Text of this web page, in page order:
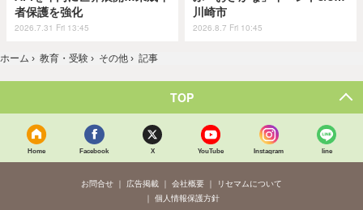
者保護を強化
2026.7.31 Fri 13:45
川崎市
2026.8.7 Fri 10:45
ホーム › 教育・受験 › その他 › 記事
TOP
Home Facebook X YouTube Instagram line
お問合せ 広告掲載 会社概要
リセマムについて
個人情報保護方針